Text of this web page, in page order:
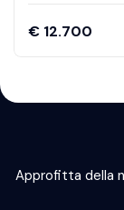
€ 12.700
Approfitta della